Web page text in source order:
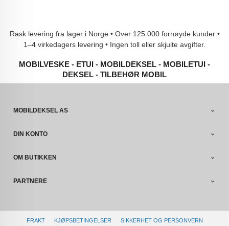
Rask levering fra lager i Norge • Over 125 000 fornøyde kunder •
1–4 virkedagers levering • Ingen toll eller skjulte avgifter.
MOBILVESKE - ETUI - MOBILDEKSEL - MOBILETUI -
DEKSEL - TILBEHØR MOBIL
MOBILDEKSEL AS
DIN KONTO
OM BUTIKKEN
PARTNERE
FRAKT KJØPSBETINGELSER SIKKERHET OG PERSONVERN